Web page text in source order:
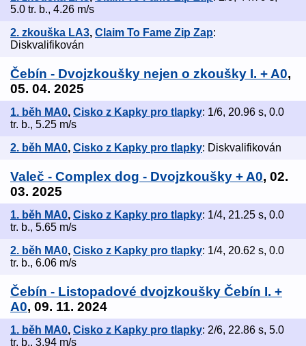
5.0 tr. b., 4.26 m/s
2. zkouška LA3, Claim To Fame Zip Zap:
Diskvalifikován
Čebín - Dvojzkoušky nejen o zkoušky I. + A0,
05. 04. 2025
1. běh MA0, Cisko z Kapky pro tlapky: 1/6, 20.96 s, 0.0
tr. b., 5.25 m/s
2. běh MA0, Cisko z Kapky pro tlapky: Diskvalifikován
Valeč - Complex dog - Dvojzkoušky + A0, 02.
03. 2025
1. běh MA0, Cisko z Kapky pro tlapky: 1/4, 21.25 s, 0.0
tr. b., 5.65 m/s
2. běh MA0, Cisko z Kapky pro tlapky: 1/4, 20.62 s, 0.0
tr. b., 6.06 m/s
Čebín - Listopadové dvojzkoušky Čebín I. +
A0, 09. 11. 2024
1. běh MA0, Cisko z Kapky pro tlapky: 2/6, 22.86 s, 5.0
tr. b., 3.94 m/s